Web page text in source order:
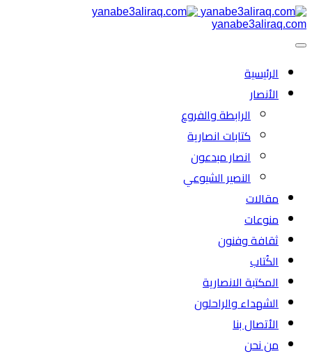
yanabe3aliraq.com
الرئیسية
الأنصار
الرابطة والفروع
كتابات انصارية
انصار مبدعون
النصیر الشیوعي
مقالات
منوعات
ثقافة وفنون
الكُتاب
المكتبة الانصارية
الشهداء والراحلون
الأتصال بنا
من نحن